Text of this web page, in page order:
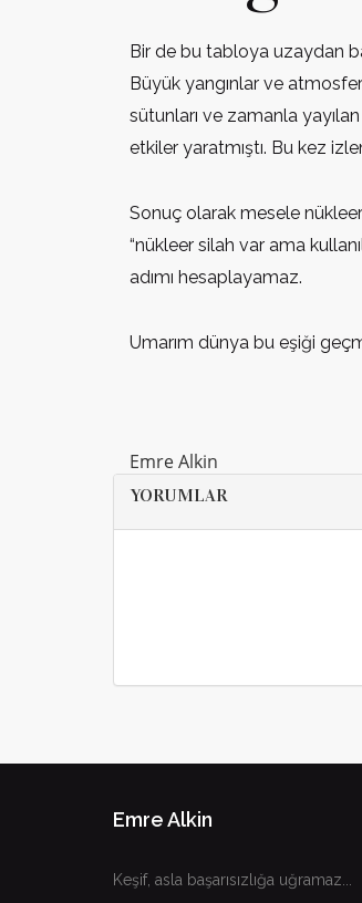
Bir de bu tabloya uzaydan
Büyük yangınlar ve
sütunları ve zamanla
etkiler yaratmıştı. Bu kez
Sonuç olarak mesele
“nükleer silah var ama
adımı hesaplayamaz.
Umarım dünya bu eşiği
Emre Alkin
YORUMLAR
Emre Alkin
Keşif, asla başarısızlığa uğramaz...